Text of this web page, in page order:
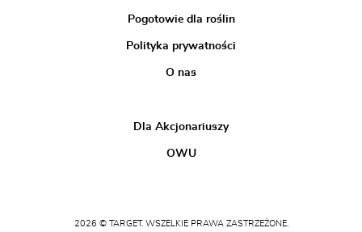
Pogotowie dla roślin
Polityka prywatności
O nas
Dla Akcjonariuszy
OWU
2026 © TARGET. WSZELKIE PRAWA ZASTRZEŻONE.